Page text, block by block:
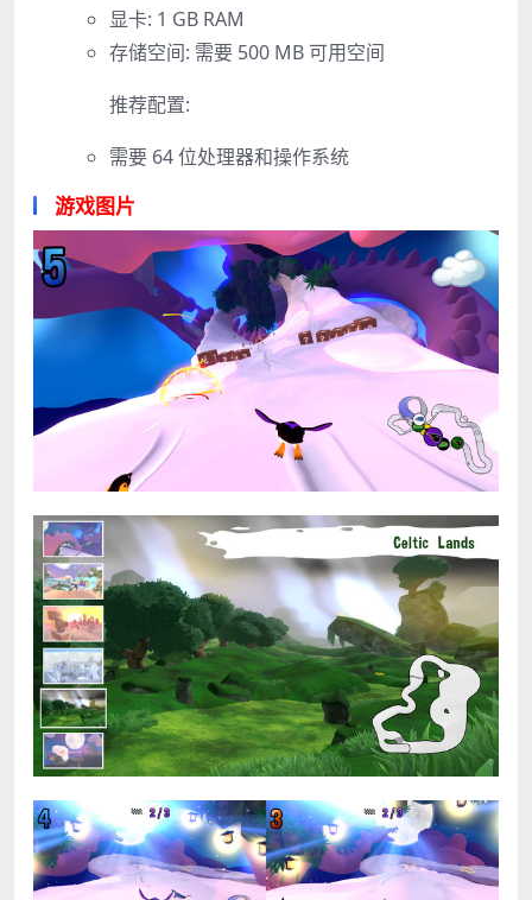
显卡: 1 GB RAM
存储空间: 需要 500 MB 可用空间
推荐配置:
需要 64 位处理器和操作系统
游戏图片